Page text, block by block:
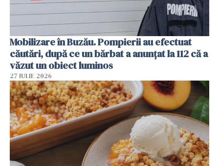
Mobilizare în Buzău. Pompierii au efectuat
căutări, după ce un bărbat a anunțat la 112 că a
văzut un obiect luminos
27 IULIE 2026